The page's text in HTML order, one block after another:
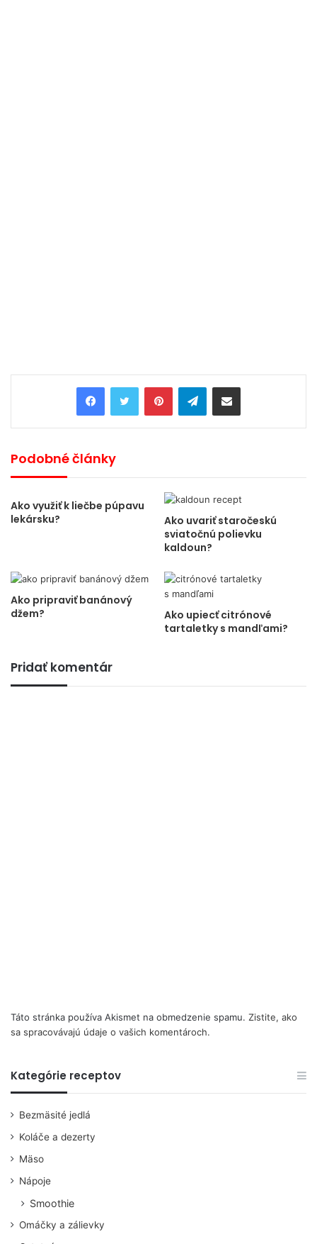
PinterestTelegramShare via Email
Podobné články
Ako využiť k liečbe púpavu
lekársku?
Ako uvariť staročeskú
sviatočnú polievku
kaldoun?
Ako pripraviť banánový
džem?
Ako upiecť citrónové
tartaletky s mandľami?
Pridať komentár
Táto stránka používa Akismet na obmedzenie spamu. Zistite, ako
sa spracovávajú údaje o vašich komentároch.
Kategórie receptov
Bezmäsité jedlá
Koláče a dezerty
Mäso
Nápoje
Smoothie
Omáčky a zálievky